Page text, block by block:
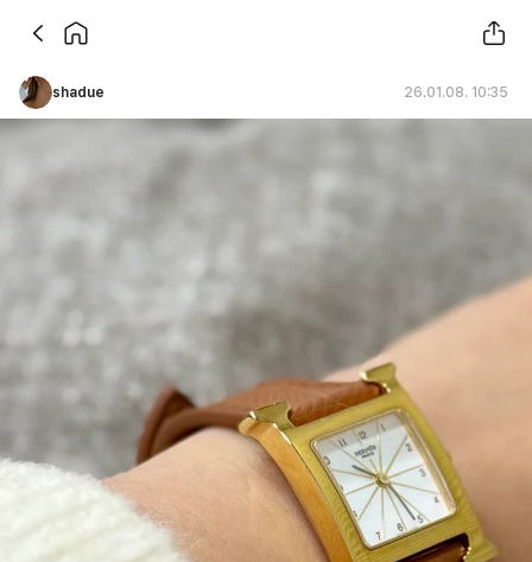
shadue 26.01.08. 10:35